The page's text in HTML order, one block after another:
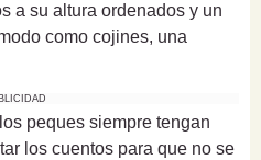
a su altura ordenados y un
como cojines, una
peques siempre tengan
los cuentos para que no se